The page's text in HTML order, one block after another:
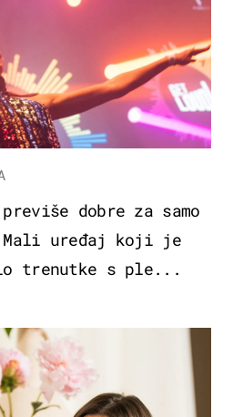
previše dobre za samo
Mali uređaj koji je
trenutke s ple...